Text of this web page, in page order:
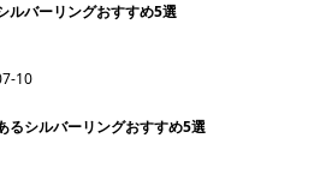
ルバーリングおすすめ5選
10
るシルバーリングおすすめ5選